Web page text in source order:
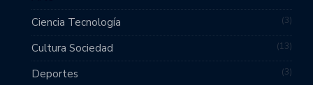
Ciencia Tecnología 3
Cultura Sociedad 13
Deportes 3